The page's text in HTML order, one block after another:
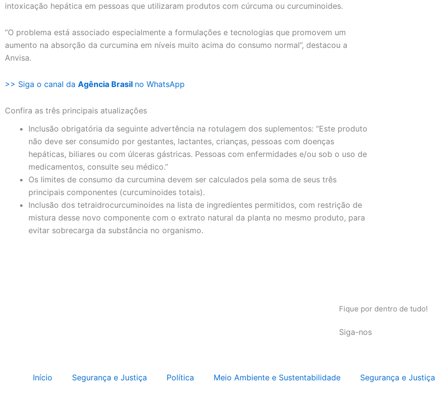
intoxicação hepática em pessoas que utilizaram produtos com cúrcuma ou curcuminoides.
“O problema está associado especialmente a formulações e tecnologias que promovem um
aumento na absorção da curcumina em níveis muito acima do consumo normal”, destacou a
Anvisa.
>> Siga o canal da Agência Brasil no WhatsApp
Confira as três principais atualizações
Inclusão obrigatória da seguinte advertência na rotulagem dos suplementos: “Este produto
não deve ser consumido por gestantes, lactantes, crianças, pessoas com doenças
hepáticas, biliares ou com úlceras gástricas. Pessoas com enfermidades e/ou sob o uso de
medicamentos, consulte seu médico.”
Os limites de consumo da curcumina devem ser calculados pela soma de seus três
principais componentes (curcuminoides totais).
Inclusão dos tetraidrocurcuminoides na lista de ingredientes permitidos, com restrição de
mistura desse novo componente com o extrato natural da planta no mesmo produto, para
evitar sobrecarga da substância no organismo.
Fique por dentro de tudo!
Siga-nos
Início Segurança e Justiça Política Meio Ambiente e Sustentabilidade Segurança e Justiça